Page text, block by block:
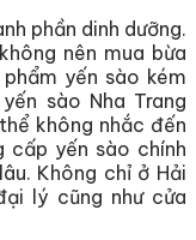
phần dinh dưỡng.
nên mua bừa
yến sào kém
sào Nha Trang
không nhắc đến
cấp yến sào chính
Không chỉ ở Hải
lý cũng như cửa